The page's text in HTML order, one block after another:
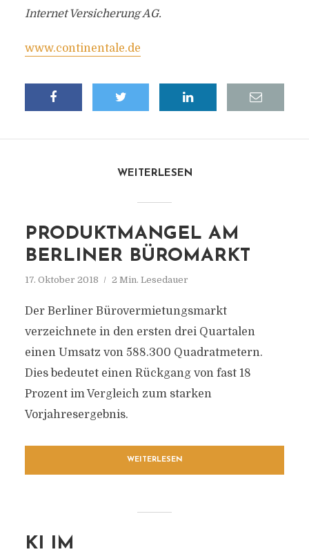
Internet Versicherung AG.
www.continentale.de
WEITERLESEN
PRODUKTMANGEL AM
BERLINER BÜROMARKT
17. Oktober 2018 2 Min. Lesedauer
Der Berliner Bürovermietungsmarkt
verzeichnete in den ersten drei Quartalen
einen Umsatz von 588.300 Quadratmetern.
Dies bedeutet einen Rückgang von fast 18
Prozent im Vergleich zum starken
Vorjahresergebnis.
WEITERLESEN
KI IM